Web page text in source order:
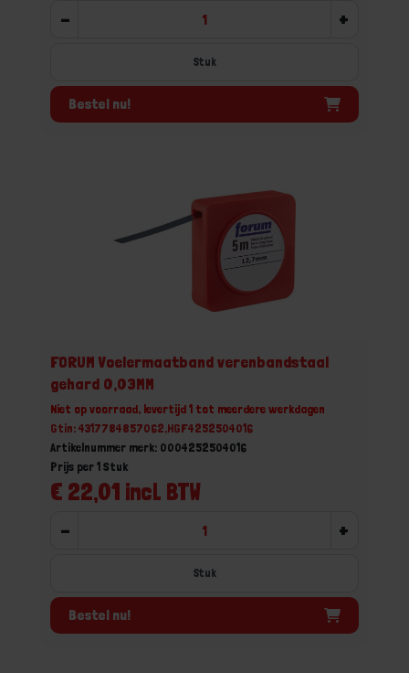
- +
Stuk
Bestel nu!
FORUM Voelermaatband verenbandstaal
gehard 0,03MM
Niet op voorraad, levertijd 1 tot meerdere werkdagen
Gtin: 4317784857062,HGF4252504016
Artikelnummer merk: 0004252504016
€ 22,01 incl. BTW
Prijs per 1 Stuk
- +
Stuk
Bestel nu!